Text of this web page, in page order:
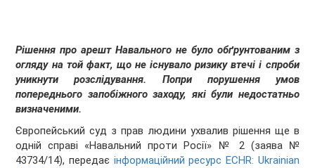
Рішення про арешт Навального не було обґрунтованим з
огляду на той факт, що не існувало ризику втечі і спроби
уникнути розслідування. Попри порушення умов
попереднього запобіжного заходу, які були недостатньо
визначеними.
Європейський суд з прав людини ухвалив рішення ще в
одній справі «Навальний проти Росії» № 2 (заява №
43734/14), передає інформаційний ресурс ECHR: Ukrainian